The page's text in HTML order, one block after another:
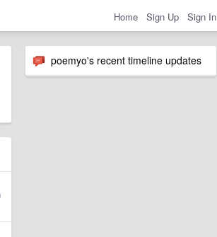
Home Sign Up Sign In
poemyo's recent timeline updates